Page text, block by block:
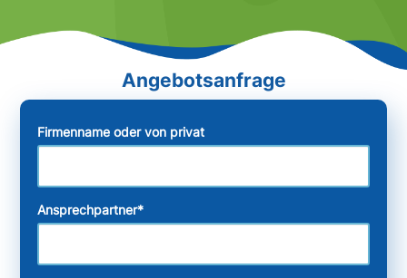
Firmenname oder von privat
Ansprechpartner*